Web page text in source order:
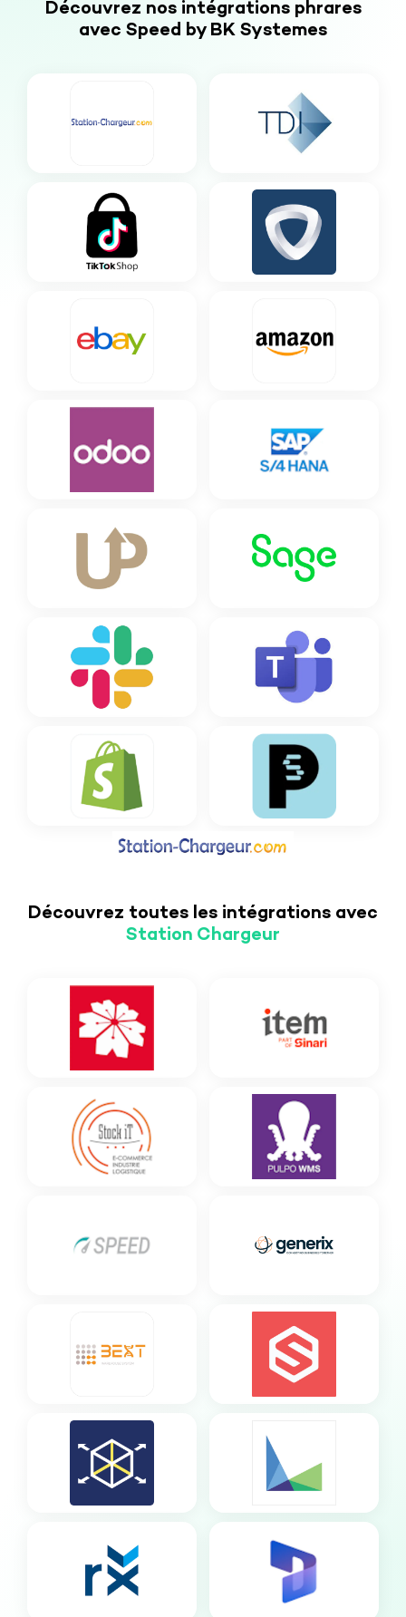
Découvrez nos intégrations phrares
avec Speed by BK Systemes
Découvrez toutes les intégrations avec
Station Chargeur